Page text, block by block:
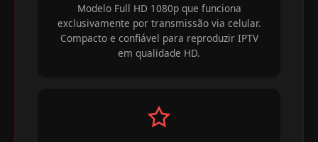
Modelo Full HD 1080p que funciona
exclusivamente por transmissão via celular.
Compacto e confiável para reproduzir IPTV
em qualidade HD.